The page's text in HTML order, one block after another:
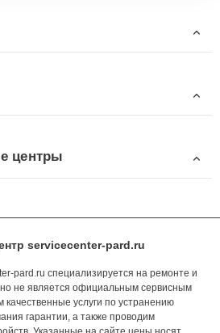
центры
servicecenter-pard.ru
pard.ru специализируется на ремонте и
не является официальным сервисным
услуги по устранению
гарантии, а также проводим